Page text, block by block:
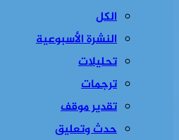
الكل
النشرة الأسبوعية
تحليلات
ترجمات
تقدير موقف
حدث وتعليق